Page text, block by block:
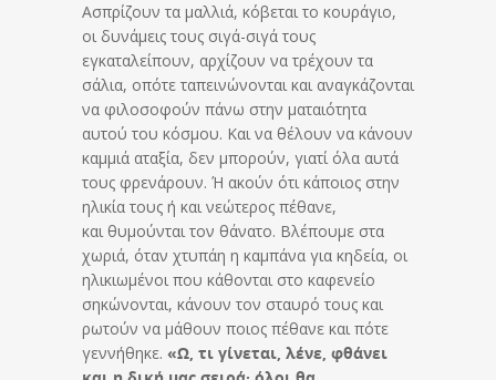
Ασπρίζουν τα μαλλιά, κόβεται το κουράγιο,
οι δυνάμεις τους σιγά-σιγά τους
εγκαταλείπουν, αρχίζουν να τρέχουν τα
σάλια, οπότε ταπεινώνονται και αναγκάζονται
να φιλοσοφούν πάνω στην ματαιότητα
αυτού του κόσμου. Και να θέλουν να κάνουν
καμμιά αταξία, δεν μπορούν, γιατί όλα αυτά
τους φρενάρουν. Ή ακούν ότι κάποιος στην
ηλικία τους ή και νεώτερος πέθανε,
και θυμούνται τον θάνατο. Βλέπουμε στα
χωριά, όταν χτυπάη η καμπάνα για κηδεία, οι
ηλικιωμένοι που κάθονται στο καφενείο
σηκώνονται, κάνουν τον σταυρό τους και
ρωτούν να μάθουν ποιος πέθανε και πότε
γεννήθηκε. «Ω, τι γίνεται, λένε, φθάνει